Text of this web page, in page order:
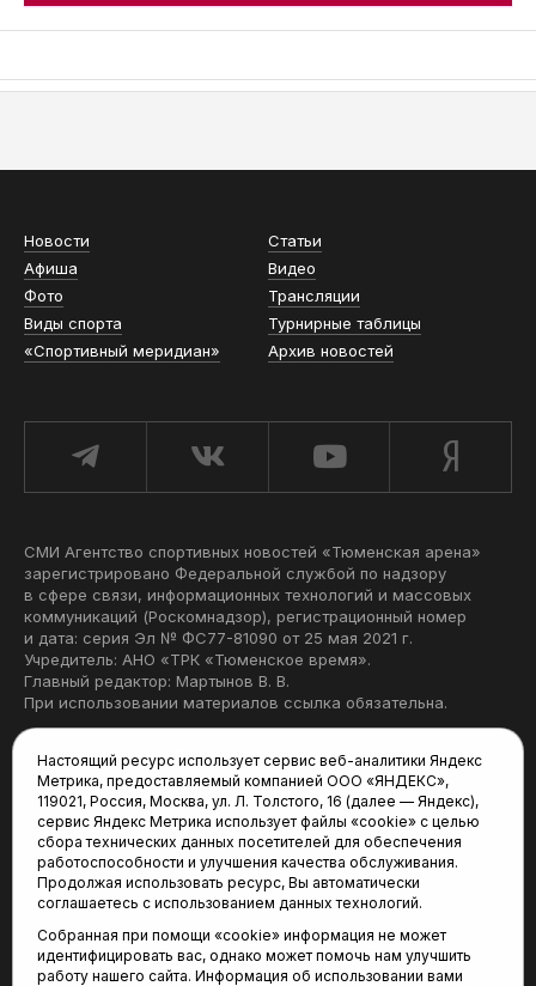
Новости
Статьи
Афиша
Видео
Фото
Трансляции
Виды спорта
Турнирные таблицы
«Спортивный меридиан»
Архив новостей
СМИ Агентство спортивных новостей «Тюменская арена»
зарегистрировано Федеральной службой по надзору
в сфере связи, информационных технологий и массовых
коммуникаций (Роскомнадзор), регистрационный номер
и дата: серия Эл № ФС77-81090 от 25 мая 2021 г.
Учредитель: АНО «ТРК «Тюменское время».
Главный редактор: Мартынов В. В.
При использовании материалов ссылка обязательна.
Редакция:
625035, Тюмень, пр. Геологоразведчиков, 28А
(3452) 68-22-28
tum-arena@mail.ru
Отдел продаж:
(3452) 68-89-78
kotovaev@sibinformburo.ru
Настоящий ресурс использует сервис веб-аналитики Яндекс
Метрика, предоставляемый компанией ООО «ЯНДЕКС»,
119021, Россия, Москва, ул. Л. Толстого, 16 (далее — Яндекс),
сервис Яндекс Метрика использует файлы «cookie» с целью
сбора технических данных посетителей для обеспечения
работоспособности и улучшения качества обслуживания.
Продолжая использовать ресурс, Вы автоматически
соглашаетесь с использованием данных технологий.
Собранная при помощи «cookie» информация не может
идентифицировать вас, однако может помочь нам улучшить
работу нашего сайта. Информация об использовании вами